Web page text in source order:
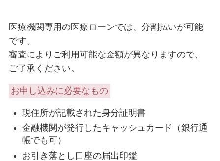
医療機関専用の医療ローンでは、分割払いが可能
です。
審査によりご利用可能な金額が異なりますので、
ご了承ください。
お申し込みに必要なもの
現住所が記載された身分証明書
金融機関が発行したキャッシュカード（銀行通
帳でも可）
お引き落とし口座の届出印鑑